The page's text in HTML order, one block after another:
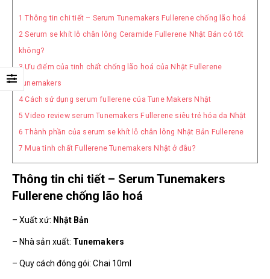
1 Thông tin chi tiết – Serum Tunemakers Fullerene chống lão hoá
2 Serum se khít lỗ chân lông Ceramide Fullerene Nhật Bản có tốt
không?
3 Ưu điểm của tinh chất chống lão hoá của Nhật Fullerene
Tunemakers
4Cách sử dụng serum fullerene của Tune Makers Nhật
5 Video review serum Tunemakers Fullerene siêu trẻ hóa da Nhật
6 Thành phần của serum se khít lỗ chân lông Nhật Bản Fullerene
7 Mua tinh chất Fullerene Tunemakers Nhật ở đâu?
Thông tin chi tiết – Serum Tunemakers
Fullerene chống lão hoá
– Xuất xứ: Nhật Bản
– Nhà sản xuất: Tunemakers
– Quy cách đóng gói: Chai 10ml